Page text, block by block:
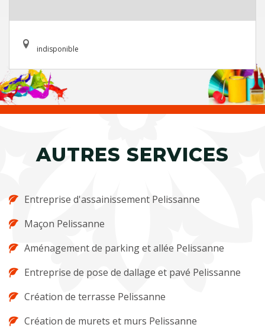
indisponible
AUTRES SERVICES
Entreprise d'assainissement Pelissanne
Maçon Pelissanne
Aménagement de parking et allée Pelissanne
Entreprise de pose de dallage et pavé Pelissanne
Création de terrasse Pelissanne
Création de murets et murs Pelissanne